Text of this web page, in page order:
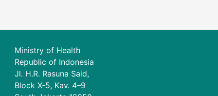
Ministry of Health
Republic of Indonesia
Jl. H.R. Rasuna Said,
Block X-5, Kav. 4–9